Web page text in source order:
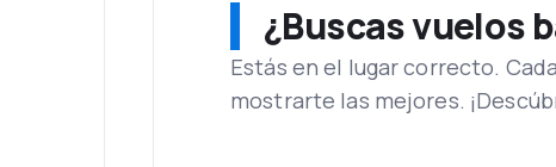
¿Buscas vuelos
Estás en el lugar correcto.
mostrarte las mejores.